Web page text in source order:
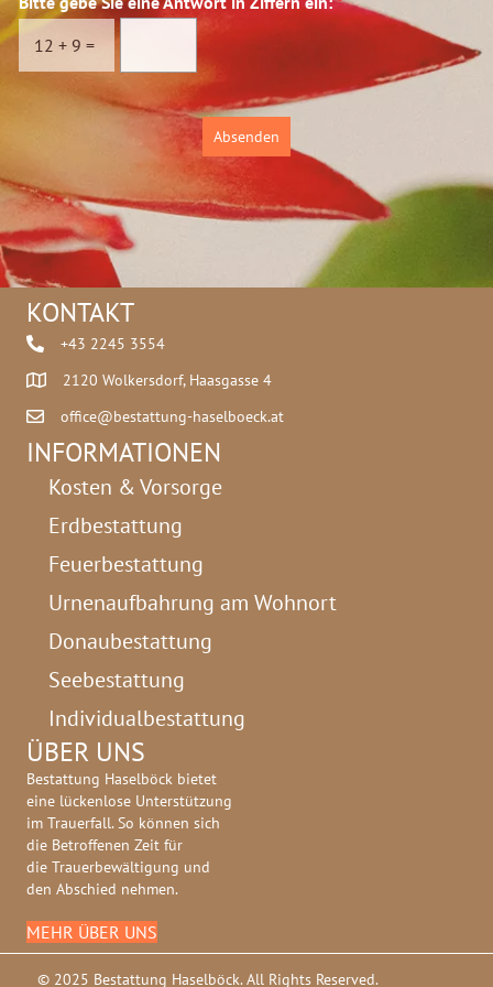
s
c
u
12 + 9 =
Absenden
KONTAKT
+43 2245 3554
2120 Wolkersdorf, Haasgasse 4
office@bestattung-haselboeck.at
INFORMATIONEN
Kosten & Vorsorge
Erdbestattung
Feuerbestattung
Urnenaufbahrung am Wohnort
Donaubestattung
Seebestattung
Individualbestattung
ÜBER UNS
Bestattung Haselböck bietet
eine lückenlose Unterstützung
im Trauerfall. So können sich
die Betroffenen Zeit für
die Trauerbewältigung und
den Abschied nehmen.
MEHR ÜBER UNS
© 2025 Bestattung Haselböck. All Rights Reserved.